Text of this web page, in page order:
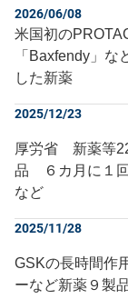
2026/06/08
米国初の
「Baxfendy」
した新薬
2025/12/23
厚労省 新薬等
品 ６カ月に１
など
2025/11/28
GSKの長時間作
ーなど新薬９製